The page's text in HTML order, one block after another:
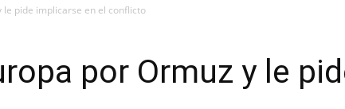
le pide implicarse en el conflicto
por Ormuz y le